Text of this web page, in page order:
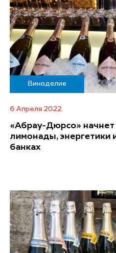
Виноделие
6 Апреля 2022
«Абрау-Дюрсо» начнет
лимонады, энергетики
банках